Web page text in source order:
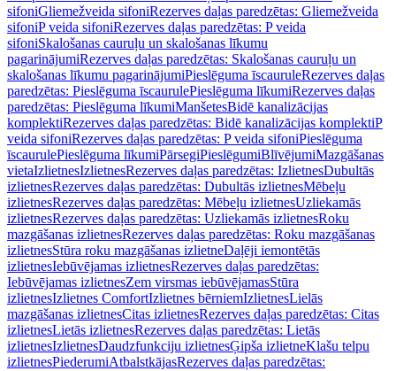
sifoniGliemežveida sifoniRezerves daļas paredzētas: Gliemežveida
sifoniP veida sifoniRezerves daļas paredzētas: P veida
sifoniSkalošanas cauruļu un skalošanas līkumu
pagarinājumiRezerves daļas paredzētas: Skalošanas cauruļu un
skalošanas līkumu pagarinājumiPieslēguma īscauruleRezerves daļas
paredzētas: Pieslēguma īscaurulePieslēguma līkumiRezerves daļas
paredzētas: Pieslēguma līkumiManšetesBidē kanalizācijas
komplektiRezerves daļas paredzētas: Bidē kanalizācijas komplektiP
veida sifoniRezerves daļas paredzētas: P veida sifoniPieslēguma
īscaurulePieslēguma līkumiPārsegiPieslēgumiBlīvējumiMazgāšanas
vietaIzlietnesIzlietnesRezerves daļas paredzētas: IzlietnesDubultās
izlietnesRezerves daļas paredzētas: Dubultās izlietnesMēbeļu
izlietnesRezerves daļas paredzētas: Mēbeļu izlietnesUzliekamās
izlietnesRezerves daļas paredzētas: Uzliekamās izlietnesRoku
mazgāšanas izlietnesRezerves daļas paredzētas: Roku mazgāšanas
izlietnesStūra roku mazgāšanas izlietneDaļēji iemontētās
izlietnesIebūvējamas izlietnesRezerves daļas paredzētas:
Iebūvējamas izlietnesZem virsmas iebūvējamasStūra
izlietnesIzlietnes ComfortIzlietnes bērniemIzlietnesLielās
mazgāšanas izlietnesCitas izlietnesRezerves daļas paredzētas: Citas
izlietnesLietās izlietnesRezerves daļas paredzētas: Lietās
izlietnesIzlietnesDaudzfunkciju izlietnesĢipša izlietneKlašu telpu
izlietnesPiederumiAtbalstkājasRezerves daļas paredzētas: